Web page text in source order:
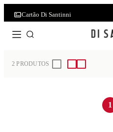
Cartão Di Santinni
2 PRODUTOS
1